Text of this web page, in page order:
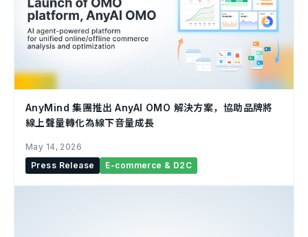
AnyMind 集團推出 AnyAI OMO 解決方案，協助品牌將
線上聲量轉化為線下音量成長
May 14, 2026
Press Release
E-commerce & D2C